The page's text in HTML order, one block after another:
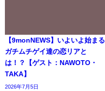
【9monNEWS】いよいよ始まる
ガチムチゲイ達の恋リアと
は！？【ゲスト：NAWOTO・
TAKA】
2026年7月5日